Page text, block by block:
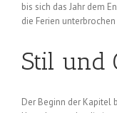
bis sich das Jahr dem
die Ferien
Stil und
Der Beginn der Kapitel